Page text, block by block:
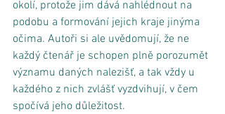
okolí, protože jim dává nahlédnout na
podobu a formování jejich kraje jinýma
očima. Autoři si ale uvědomují, že ne
každý čtenář je schopen plně porozumět
významu daných nalezišť, a tak vždy u
každého z nich zvlášť vyzdvihují, v čem
spočívá jeho důležitost.